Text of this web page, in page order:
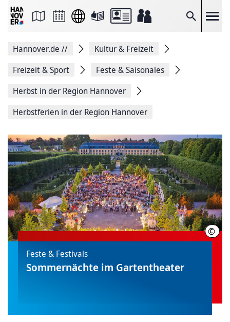
Suche
Seite
Facebook
teilen
Seitenlink
Seite
Hannover.de //
Kultur & Freizeit
Freizeit & Sport
Feste & Saisonales
Herbst in der Region Hannover
Herbstferien in der Region Hannover
©
Feste & Festivals
Sommernächte im Gartentheater